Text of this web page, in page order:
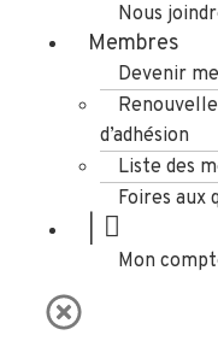
Nous
Membres
Devenir
d’adhésion
Liste des
Foires aux
Mon